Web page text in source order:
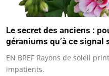
Le secret des anciens :
géraniums qu’à ce signal
EN BREF Rayons de soleil
impatients.